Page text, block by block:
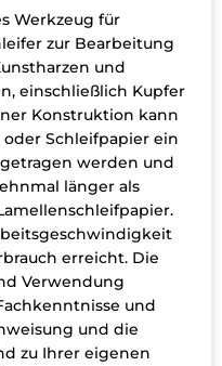
Werkzeug für
zur Bearbeitung
und
einschließlich Kupfer
Konstruktion kann
Schleifpapier ein
werden und
länger als
erreicht. Die
Verwendung
und
und die
zu Ihrer eigenen